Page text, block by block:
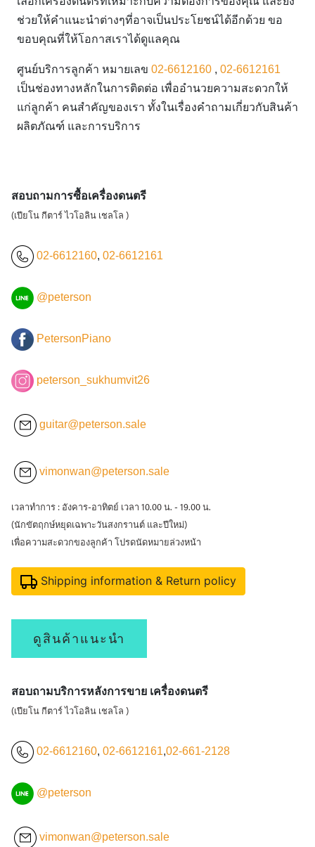
ช่วยให้คำแนะนำต่างๆที่อาจเป็นประโยชน์ได้อีกด้วย ขอ
ขอบคุณที่ให้โอกาสเราได้ดูแลคุณ
ศูนย์บริการลูกค้า หมายเลข 02-6612160 , 02-6612161
เป็นช่องทางหลักในการติดต่อ เพื่ออำนวยความสะดวกให้
แก่ลูกค้า คนสำคัญของเรา ทั้งในเรื่องคำถามเกี่ยวกับสินค้า
ผลิตภัณฑ์ และการบริการ
สอบถามการซื้อเครื่องดนตรี
(เปียโน กีตาร์ ไวโอลิน เชลโล )
02-6612160, 02-6612161
@peterson
PetersonPiano
peterson_sukhumvit26
guitar@peterson.sale
vimonwan@peterson.sale
เวลาทำการ : อังคาร-อาทิตย์ เวลา 10.00 น. - 19.00 น.
(นักขัตฤกษ์หยุดเฉพาะวันสงกรานต์ และปีใหม่)
เพื่อความสะดวกของลูกค้า โปรดนัดหมายล่วงหน้า
Shipping information & Return policy
ดูสินค้าแนะนำ
สอบถามบริการหลังการขาย เครื่องดนตรี
(เปียโน กีตาร์ ไวโอลิน เชลโล )
02-6612160, 02-6612161,02-661-2128
@peterson
vimonwan@peterson.sale